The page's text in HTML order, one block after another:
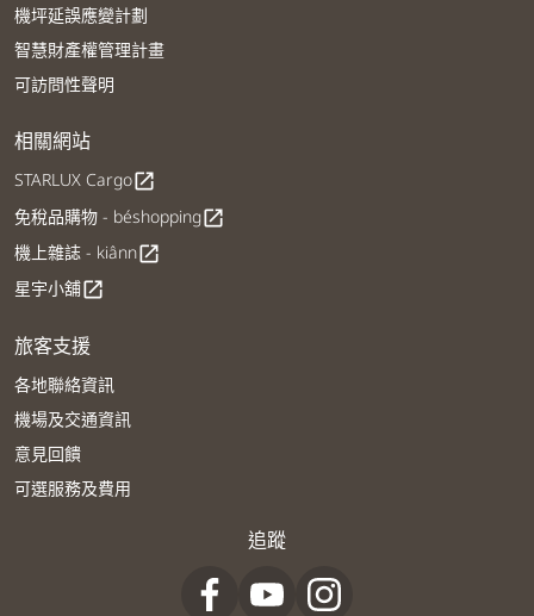
機坪延誤應變計劃
智慧財產權管理計畫
可訪問性聲明
相關網站
STARLUX Cargoopen_in_new
免稅品購物 - béshoppingopen_in_new
機上雜誌 - kiânnopen_in_new
星宇小舖open_in_new
旅客支援
各地聯絡資訊
機場及交通資訊
意見回饋
可選服務及費用
追蹤